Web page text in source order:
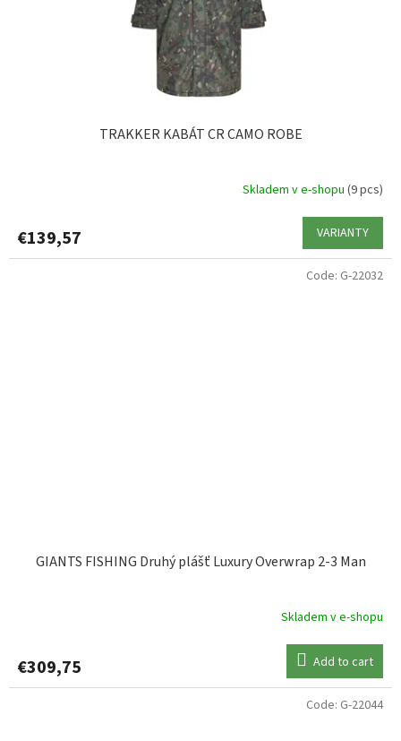
TRAKKER KABÁT CR CAMO ROBE
Skladem v e-shopu (9 pcs)
€139,57 VARIANTY
GIANTS FISHING Druhý plášť Luxury Overwrap 2-3 Man
Skladem v e-shopu
€309,75 Add to cart
Code: G-22032
Code: G-22044